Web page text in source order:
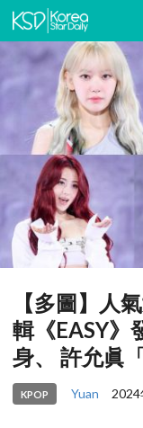
【多圖】人
輯《EASY》
身、 許允眞
KPOP Yuan 2024